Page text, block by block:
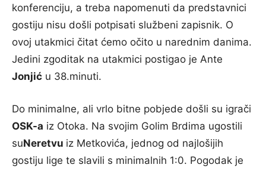
konferenciju, a treba napomenuti da predstavnici
gostiju nisu došli potpisati službeni zapisnik. O
ovoj utakmici čitat ćemo očito u narednim danima.
Jedini zgoditak na utakmici postigao je Ante
Jonjić u 38.minuti.
Do minimalne, ali vrlo bitne pobjede došli su igrači
OSK-a iz Otoka. Na svojim Golim Brdima ugostili
suNeretvu iz Metkovića, jednog od najlošijih
gostiju lige te slavili s minimalnih 1:0. Pogodak je